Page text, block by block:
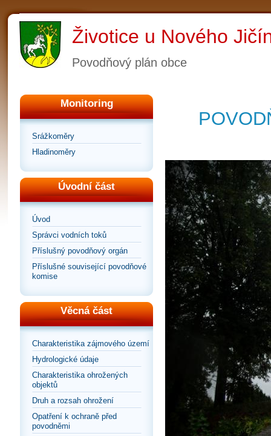
Životice u Nového
Povodňový plán obce
Monitoring
Srážkoměry
Hladinoměry
Úvodní část
Úvod
Správci vodních toků
Příslušný povodňový orgán
Příslušné související povodňové
komise
Věcná část
Charakteristika zájmového území
Hydrologické údaje
Charakteristika ohrožených
objektů
Druh a rozsah ohrožení
Opatření k ochraně před
povodněmi